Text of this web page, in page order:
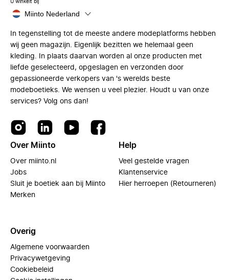
U winkelt bij
Miinto Nederland
In tegenstelling tot de meeste andere modeplatforms hebben
wij geen magazijn. Eigenlijk bezitten we helemaal geen
kleding. In plaats daarvan worden al onze producten met
liefde geselecteerd, opgeslagen en verzonden door
gepassioneerde verkopers van 's werelds beste
modeboetieks. We wensen u veel plezier. Houdt u van onze
services? Volg ons dan!
Over Miinto
Over miinto.nl
Jobs
Sluit je boetiek aan bij Miinto
Merken
Help
Veel gestelde vragen
Klantenservice
Hier herroepen (Retourneren)
Overig
Algemene voorwaarden
Privacywetgeving
Cookiebeleid